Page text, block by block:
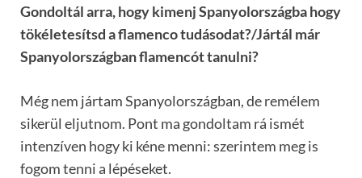
Gondoltál arra, hogy kimenj Spanyolországba hogy
tökéletesítsd a flamenco tudásodat?/Jártál már
Spanyolországban flamencót tanulni?
Még nem jártam Spanyolországban, de remélem
sikerül eljutnom. Pont ma gondoltam rá ismét
intenzíven hogy ki kéne menni: szerintem meg is
fogom tenni a lépéseket.